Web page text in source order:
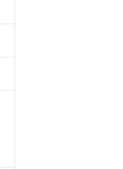
ある商品です。
す予定はありません。
中の商品です。
やむを得ず変更すること